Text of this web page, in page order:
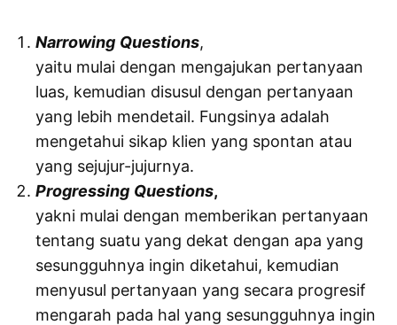
Narrowing Questions,
yaitu mulai dengan mengajukan pertanyaan
luas, kemudian disusul dengan pertanyaan
yang lebih mendetail. Fungsinya adalah
mengetahui sikap klien yang spontan atau
yang sejujur-jujurnya.
Progressing Questions,
yakni mulai dengan memberikan pertanyaan
tentang suatu yang dekat dengan apa yang
sesungguhnya ingin diketahui, kemudian
menyusul pertanyaan yang secara progresif
mengarah pada hal yang sesungguhnya ingin